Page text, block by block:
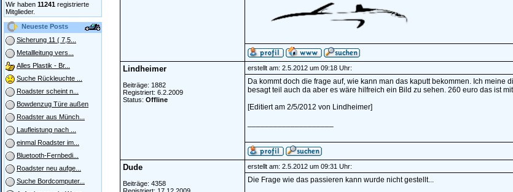
Wir haben 11241 registrierte
Mitglieder.
Neueste Posts
Sicherung 11 ( 7,5...
Metallleitung vers...
Alles Plastik - Br...
Suche Rückleuchte ...
Roadster scheint n...
Bowdenzug Türe außen
Roadster aus Münch...
Laufleistung nach ...
einmal Roadster im...
Bluetooth-Fernbedi...
Roadster neu aufge...
Suche Bordcomputer...
Lindheimer
Beiträge: 1882
Registriert: 6.2.2009
Status: Offline
erstellt am: 2.5.2012 um 09:18 Uhr:
Da kommt doch die frage auf, wie kann man das kaputt bekommen. Ich
besagt teil auch da aber es wäre hilfreich ein Bild zu sehen. 260 euro das ist
[Editiert am 2/5/2012 von Lindheimer]
Dude
Beiträge: 4358
erstellt am: 2.5.2012 um 09:31 Uhr:
Die Frage wie das passieren kann wurde nicht gestellt...